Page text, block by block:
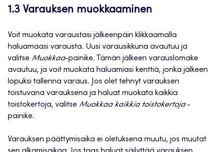
1.3 Varauksen muokkaaminen
Voit muokata varaustasi jälkeenpäin klikkaamalla
haluamaasi varausta. Uusi varausikkuna avautuu ja
valitse Muokkaa-painike. Tämän jälkeen varauslomake
avautuu, ja voit muokata haluamiasi kenttiä, jonka jälkeen
lopuksi tallenna varaus. Jos olet tehnyt varauksen
toistuvana varauksena ja haluat muokata kaikkia
toistokertoja, valitse Muokkaa kaikkia toistokertoja-
painike.
Varauksen päättymisaika ei oletuksena muutu, jos muutat